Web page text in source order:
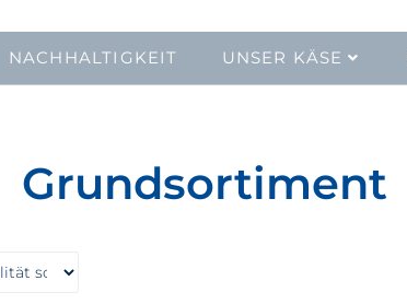
NACHHALTIGKEIT UNSER KÄSE
Grundsortiment